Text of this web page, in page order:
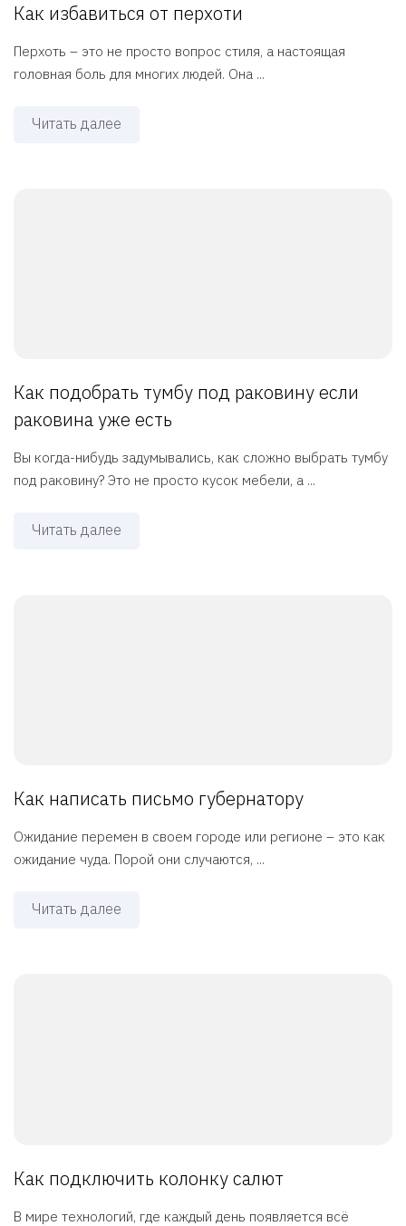
Как избавиться от перхоти
Перхоть – это не просто вопрос стиля, а настоящая
головная боль для многих людей. Она ...
Читать далее
Как подобрать тумбу под раковину если
раковина уже есть
Вы когда-нибудь задумывались, как сложно выбрать тумбу
под раковину? Это не просто кусок мебели, а ...
Читать далее
Как написать письмо губернатору
Ожидание перемен в своем городе или регионе – это как
ожидание чуда. Порой они случаются, ...
Читать далее
Как подключить колонку салют
В мире технологий, где каждый день появляется всё